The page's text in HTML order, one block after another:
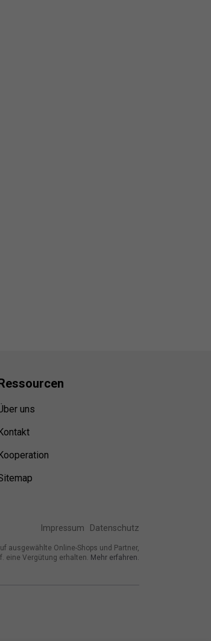
n
uns
Kontakt
Kooperation
Impressum Datenschutz
ausgewählte Online-Shops und Partner,
eine Vergütung erhalten. Mehr erfahren.